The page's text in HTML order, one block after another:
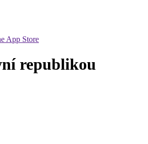
App Store
republikou